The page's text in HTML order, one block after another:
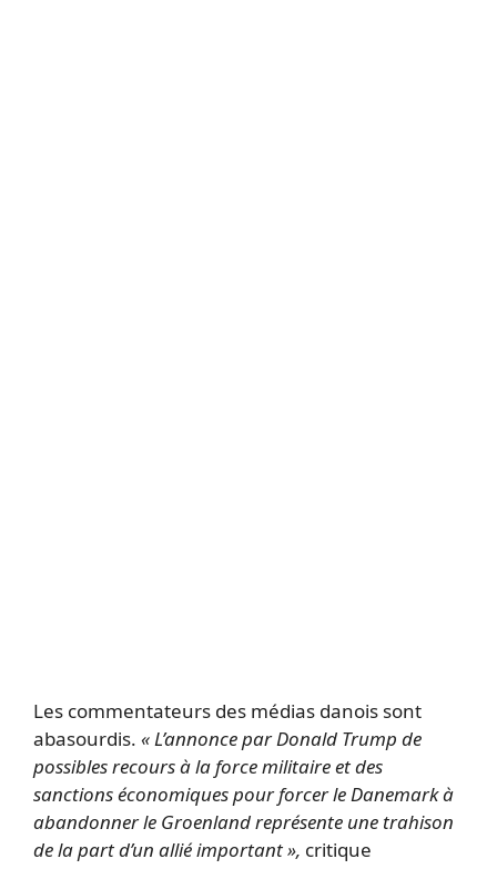
Les commentateurs des médias danois sont
abasourdis. « L’annonce par Donald Trump de
possibles recours à la force militaire et des
sanctions économiques pour forcer le Danemark à
abandonner le Groenland représente une trahison
de la part d’un allié important », critique